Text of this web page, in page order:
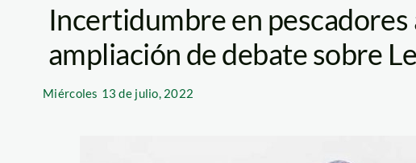
Incertidumbre en
ampliación de debate sobre
Miércoles 13 de julio, 2022